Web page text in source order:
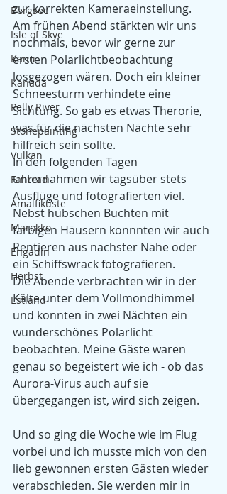
Bergsee
Isle of Skye
Kanu
Kanada
Pelly River
Stonepainting
Vulkan
Fahrrad
Amalfiküste
Marokko
Engadin
Herbst
Estland
zur korrekten Kameraeinstellung.
Am frühen Abend stärkten wir uns
nochmals, bevor wir gerne zur
ersten Polarlichtbeobachtung
losgezogen wären. Doch ein kleiner
Schneesturm verhindete eine
Sichtung. So gab es etwas Therorie,
was für die nächsten Nächte sehr
hilfreich sein sollte.
In den folgenden Tagen
unternahmen wir tagsüber stets
Ausflüge und fotografierten viel.
Nebst hübschen Buchten mit
farbigen Häusern konnnten wir auch
Rentieren aus nächster Nähe oder
ein Schiffswrack fotografieren.
Die Abende verbrachten wir in der
Kälte unter dem Vollmondhimmel
und konnten in zwei Nächten ein
wunderschönes Polarlicht
beobachten. Meine Gäste waren
genau so begeistert wie ich - ob das
Aurora-Virus auch auf sie
übergegangen ist, wird sich zeigen.
Und so ging die Woche wie im Flug
vorbei und ich musste mich von den
lieb gewonnen ersten Gästen wieder
verabschieden. Sie werden mir in